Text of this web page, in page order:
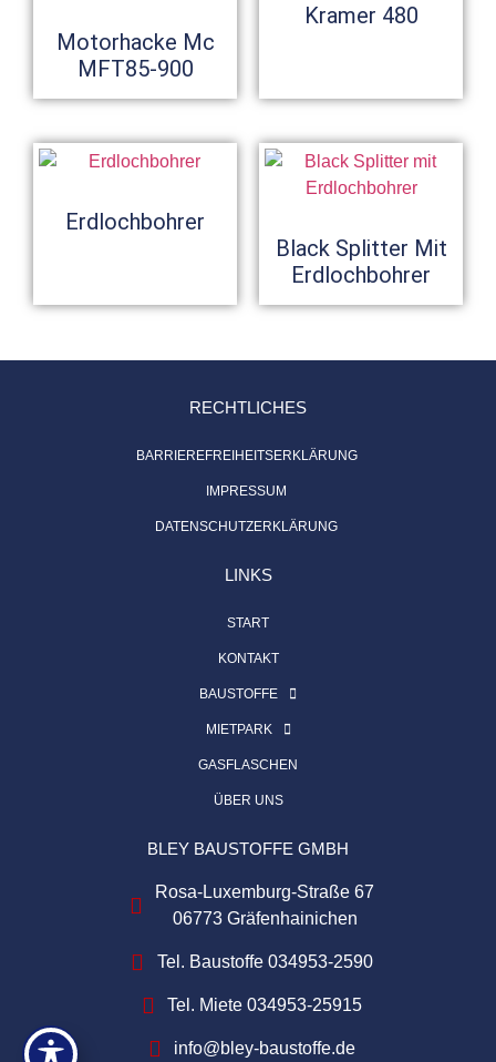
Motorhacke Mc
MFT85-900
Kramer 480
Erdlochbohrer
Black Splitter Mit
Erdlochbohrer
RECHTLICHES
BARRIEREFREIHEITSERKLÄRUNG
IMPRESSUM
DATENSCHUTZERKLÄRUNG
LINKS
START
KONTAKT
BAUSTOFFE
MIETPARK
GASFLASCHEN
ÜBER UNS
BLEY BAUSTOFFE GMBH
Rosa-Luxemburg-Straße 67
06773 Gräfenhainichen
Tel. Baustoffe 034953-2590
Tel. Miete 034953-25915
info@bley-baustoffe.de